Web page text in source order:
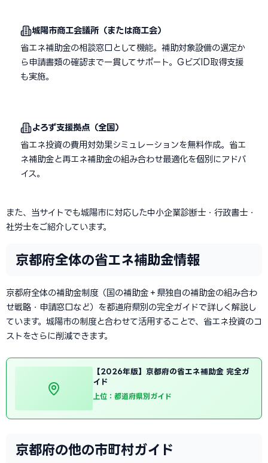
城陽市商工会議所（または商工会）
省エネ補助金の相談窓口として機能。補助対象設備の選定か
ら申請書類の確認まで一貫してサポート。GビズID取得支援
も実施。
よろず支援拠点（全国）
省エネ投資の費用対効果シミュレーションを無料作成。省エ
ネ補助金と再エネ補助金の組み合わせ最適化を個別にアドバ
イス。
また、当サイトでも城陽市に対応した中小企業診断士・行政書士・
社労士をご紹介しています。
京都府全体の省エネ補助金情報
京都府全体の補助金制度（国の補助金＋県独自の補助金の組み合わ
せ戦略・申請窓口など）を都道府県別の完全ガイドで詳しく解説し
ています。城陽市の制度と合わせて活用することで、省エネ投資のコ
ストをさらに削減できます。
【2026年版】京都府の省エネ補助金 完全ガ
イド
上位：都道府県別ガイド
京都府の他の市町村ガイド